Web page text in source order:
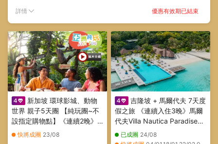
詳情 優惠有效期已結束
新加坡 環球影城、動物
世界 親子5天團 【純玩團~不
設指定購物點】《連續2晚》
國際五星級Mandai Rainforest
快將成團 23/08
吉隆坡 + 馬爾代夫 7天度
假之旅 《連續入住3晚》馬爾
代夫Villa Nautica Paradise
Island Resort ~ Beach Villa
天堂島度假村
已成團 24/08